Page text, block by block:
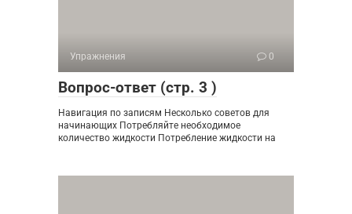
Упражнения 0
Вопрос-ответ (стр. 3 )
Навигация по записям Несколько советов для
начинающих Потребляйте необходимое
количество жидкости Потребление жидкости на